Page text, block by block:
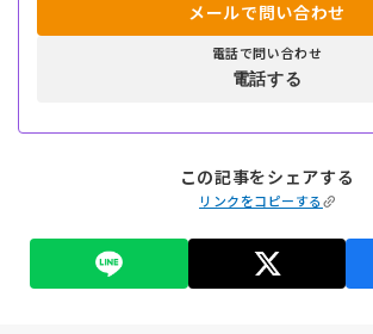
メールで問い合わせ
電話で問い合わせ
電話する
この記事をシェアする
リンクをコピーする